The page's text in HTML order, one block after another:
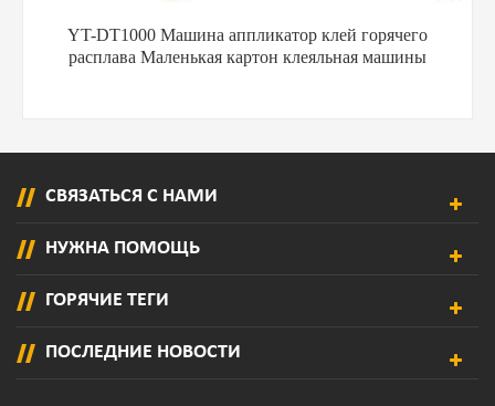
YT-DT1000 Машина аппликатор клей горячего
расплава Маленькая картон клеяльная машины
СВЯЗАТЬСЯ С НАМИ
НУЖНА ПОМОЩЬ
ГОРЯЧИЕ ТЕГИ
ПОСЛЕДНИЕ НОВОСТИ